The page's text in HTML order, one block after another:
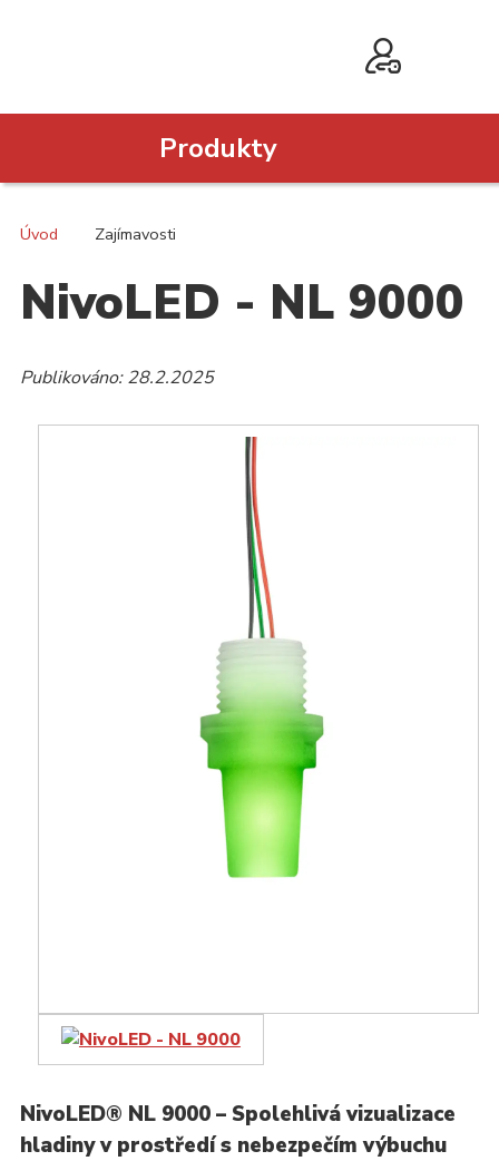
Produkty
Úvod Zajímavosti
NivoLED - NL 9000
Publikováno: 28.2.2025
NivoLED® NL 9000 – Spolehlivá vizualizace
hladiny v prostředí s nebezpečím výbuchu